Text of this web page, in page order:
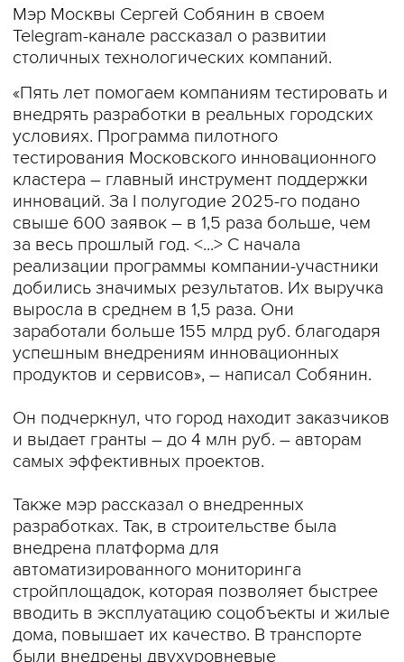
Мэр Москвы Сергей Собянин в своем
Telegram-канале рассказал о развитии
столичных технологических компаний.
«Пять лет помогаем компаниям тестировать и
внедрять разработки в реальных городских
условиях. Программа пилотного
тестирования Московского инновационного
кластера – главный инструмент поддержки
инноваций. За I полугодие 2025-го подано
свыше 600 заявок – в 1,5 раза больше, чем
за весь прошлый год. <...> С начала
реализации программы компании-участники
добились значимых результатов. Их выручка
выросла в среднем в 1,5 раза. Они
заработали больше 155 млрд руб. благодаря
успешным внедрениям инновационных
продуктов и сервисов», – написал Собянин.
Он подчеркнул, что город находит заказчиков
и выдает гранты – до 4 млн руб. – авторам
самых эффективных проектов.
Также мэр рассказал о внедренных
разработках. Так, в строительстве была
внедрена платформа для
автоматизированного мониторинга
стройплощадок, которая позволяет быстрее
вводить в эксплуатацию соцобъекты и жилые
дома, повышает их качество. В транспорте
были внедрены двухуровневые